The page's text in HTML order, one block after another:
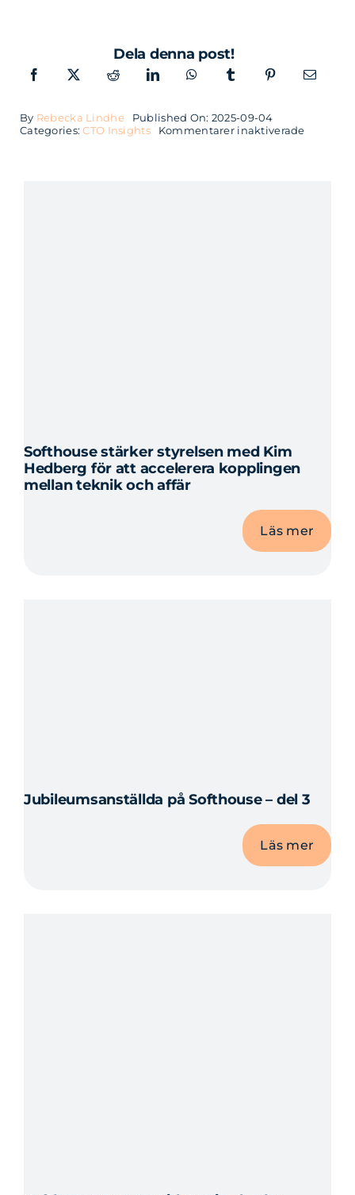
Dela denna post!
By Rebecka Lindhe
Published On: 2025-09-04
Categories:CTO Insights Kommentarer inaktiveradeför
Softhouse stärker styrelsen med Kim
Hedberg för att accelerera kopplingen
mellan teknik och affär
Läs mer
Jubileumsanställda på Softhouse – del 3
Läs mer